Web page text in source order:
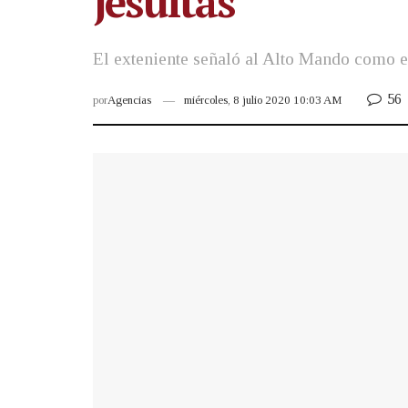
El exteniente señaló al Alto Mando como
porAgencias miércoles, 8 julio 2020 10:03 AM 56